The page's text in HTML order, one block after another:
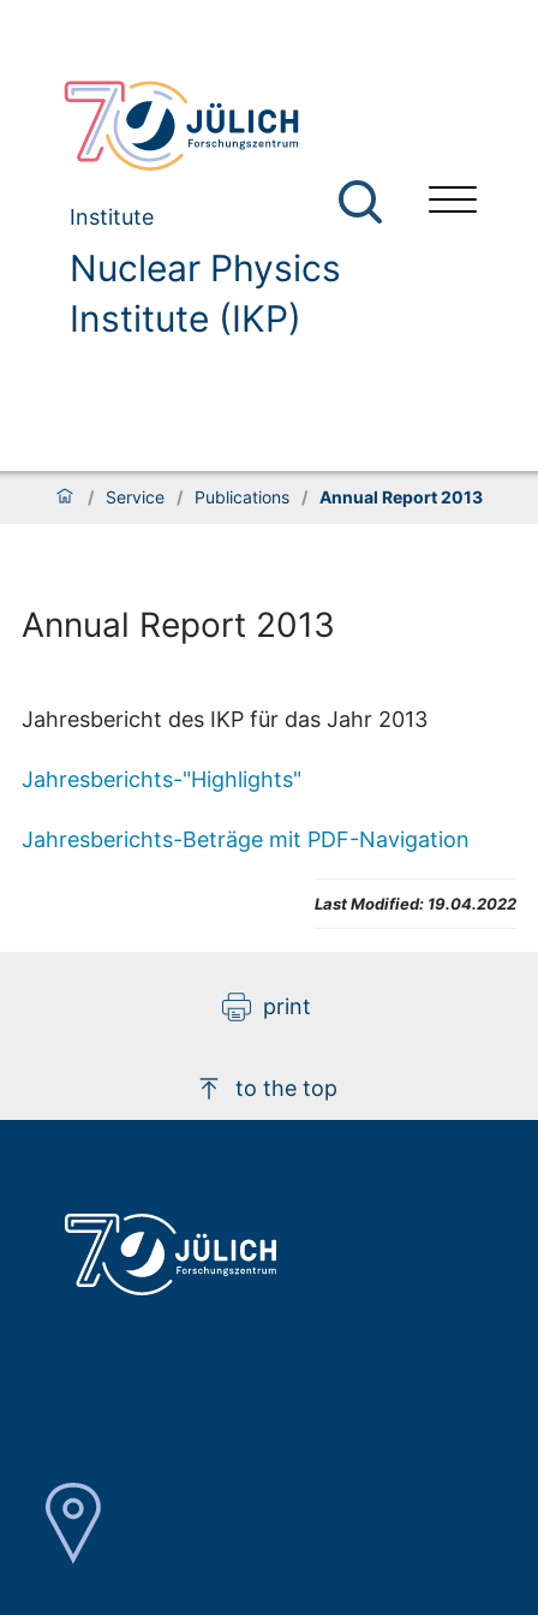
Institute
Nuclear Physics
Institute (IKP)
/ Service / Publications / Annual Report 2013
Annual Report 2013
Jahresbericht des IKP für das Jahr 2013
Jahresberichts-"Highlights"
Jahresberichts-Beträge mit PDF-Navigation
Last Modified: 19.04.2022
print
to the top